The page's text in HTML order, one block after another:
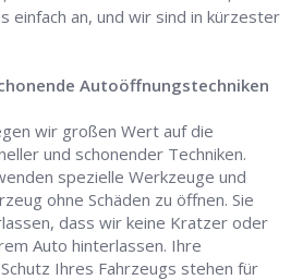
einfach an, und wir sind in kürzester
Autoöffnungstechniken
wir großen Wert auf die
und schonender Techniken.
spezielle Werkzeuge und
ohne Schäden zu öffnen. Sie
dass wir keine Kratzer oder
Auto hinterlassen. Ihre
Ihres Fahrzeugs stehen für